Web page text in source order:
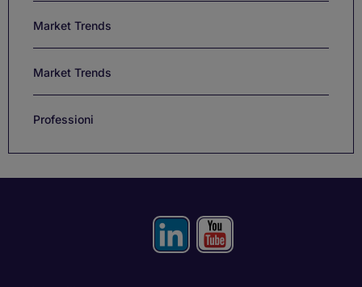
Market Trends
Market Trends
Professioni